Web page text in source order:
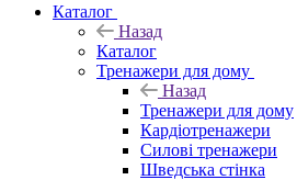
Каталог
Назад
Каталог
Тренажери для дому
Назад
Тренажери для дому
Кардіотренажери
Силові тренажери
Шведська стінка